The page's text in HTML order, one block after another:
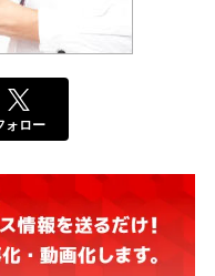
ォロー